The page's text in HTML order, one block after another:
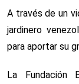
A través de un
jardinero
para aportar su
La Fundación